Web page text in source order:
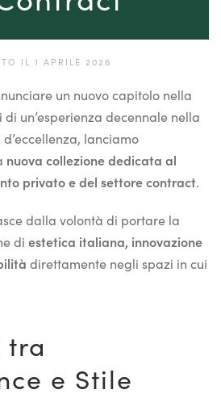
IL 1 APRILE 2026
un nuovo capitolo nella
di un’esperienza decennale nella
lanciamo
nuova collezione dedicata al
privato e del settore contract.
dalla volontà di portare la
di estetica italiana, innovazione
direttamente negli spazi in cui
tra
e Stile